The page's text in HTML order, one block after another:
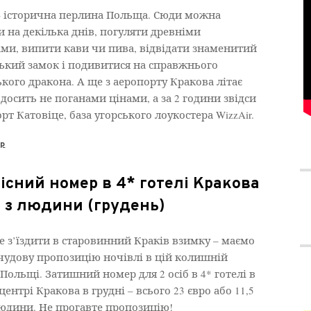
історична перлина Польща. Сюди можна
на декілька днів, погуляти древніми
випити кави чи пива, відвідати знаменитий
замок і подивитися на справжнього
дракона. А ще з аеропорту Кракова літає
досить не поганами цінами, а за 2 години звідси
Катовіце, база угорського лоукостера WizzAir.
номер в 4* готелі Кракова
з людини (грудень)
з’їздити в старовинний Краків взимку – маємо
пропозицію ночівлі в цій колишній
Затишний номер для 2 осіб в 4* готелі в
Кракова в грудні – всього 23 євро або 11,5
Не прогавте пропозицію!